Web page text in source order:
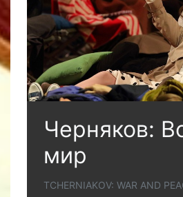
Черняков:
мир
TCHERNIAKOV: WAR AND